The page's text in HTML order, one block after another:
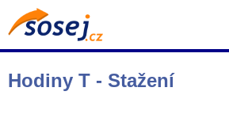
Hodiny T - Stažení